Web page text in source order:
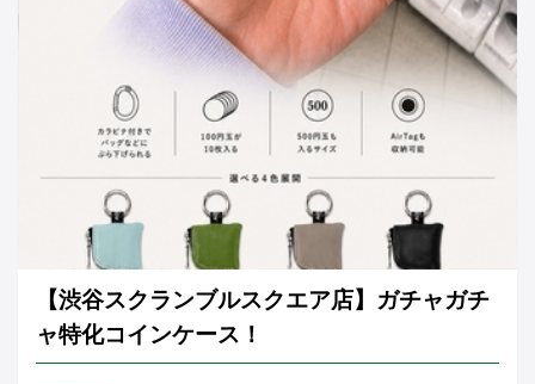
【渋谷スクランブルスクエア店】ガチャガチ
ャ特化コインケース！